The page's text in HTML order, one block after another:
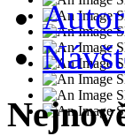
Autor